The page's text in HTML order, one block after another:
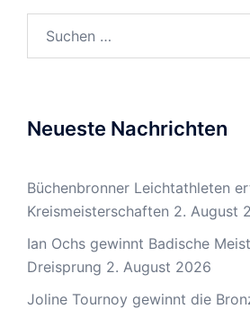
Neueste Nachrichten
Büchenbronner Leichtathleten
Kreismeisterschaften 2. August
Ian Ochs gewinnt Badische
Dreisprung 2. August 2026
Joline Tournoy gewinnt die